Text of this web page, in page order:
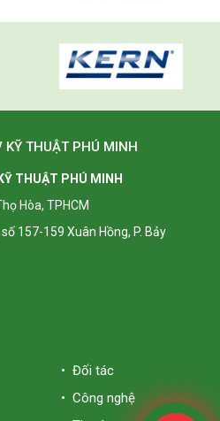
KỸ THUẬT PHÚ MINH
THUẬT PHÚ MINH
Hòa, TPHCM
157-159 Xuân Hồng, P. Bảy
• Đối tác
• Công nghệ